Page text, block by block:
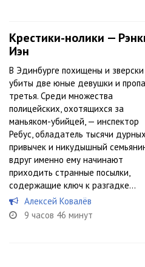
Крестики-нолики —
Иэн
В Эдинбурге похищены и зверски
убиты две юные девушки и
третья. Среди множества
полицейских, охотящихся за
маньяком-убийцей, — инспектор
Ребус, обладатель тысячи дурных
привычек и никудышный
вдруг именно ему начинают
приходить странные посылки,
содержащие ключ к разгадке...
Алексей Ковалёв
9 часов 46 минут